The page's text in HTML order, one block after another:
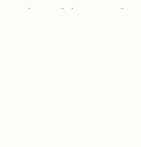
Jakékoliv užití obsahu,